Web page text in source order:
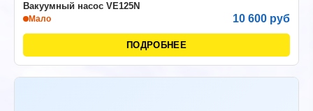
Вакуумный насос VE125N
Мало 10 600 руб
ПОДРОБНЕЕ